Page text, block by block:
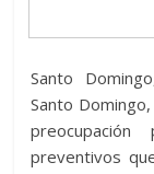
Santo
Santo
preventivos